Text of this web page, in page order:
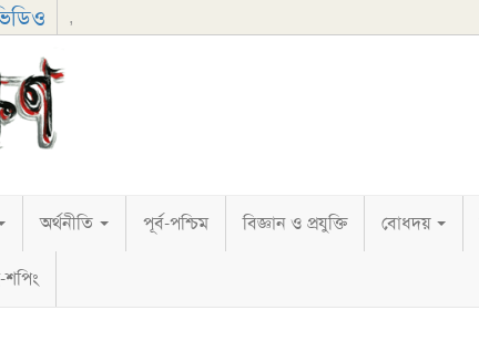
,
অর্থনীতি পূর্ব-পশ্চিম বিজ্ঞান ও প্রযুক্তি বোধদয়
শপিং